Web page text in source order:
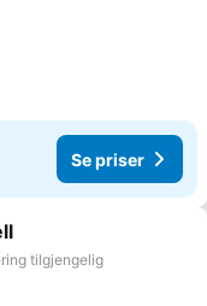
Se priser
tilgjengelig